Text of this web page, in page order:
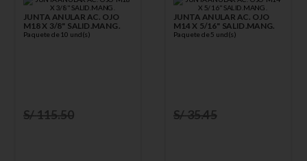
JUNTA ANULAR AC. OJO
M18 X 3/8" SALID.MANG.
Paquete de 10 und(s)
S/ 115.50
JUNTA ANULAR AC. OJO
M14 X 5/16" SALID.MANG.
Paquete de 5 und(s)
S/35.45